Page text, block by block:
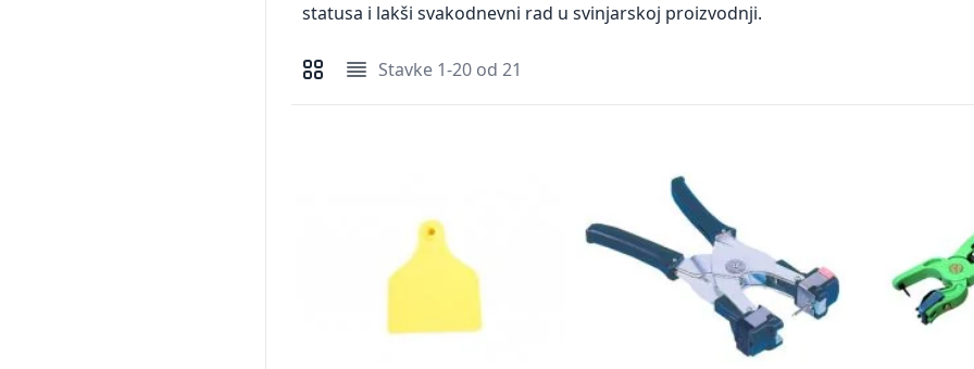
statusa i lakši svakodnevni rad u svinjarskoj proizvodnji.
Pregledi kaoStavke 1-20 od 21